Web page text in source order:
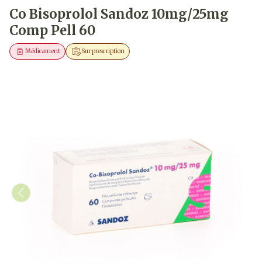
Co Bisoprolol Sandoz 10mg/25mg
Comp Pell 60
Sur prescription
Médicament